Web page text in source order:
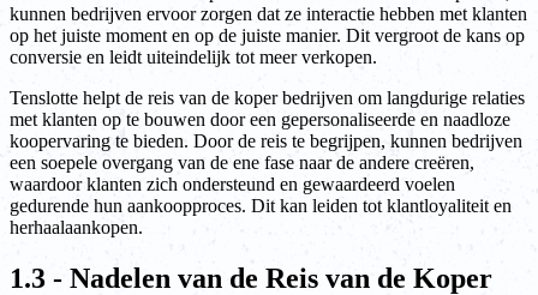
kunnen bedrijven ervoor zorgen dat ze interactie hebben met klanten
op het juiste moment en op de juiste manier. Dit vergroot de kans op
conversie en leidt uiteindelijk tot meer verkopen.
Tenslotte helpt de reis van de koper bedrijven om langdurige relaties
met klanten op te bouwen door een gepersonaliseerde en naadloze
koopervaring te bieden. Door de reis te begrijpen, kunnen bedrijven
een soepele overgang van de ene fase naar de andere creëren,
waardoor klanten zich ondersteund en gewaardeerd voelen
gedurende hun aankoopproces. Dit kan leiden tot klantloyaliteit en
herhaalaankopen.
1.3 - Nadelen van de Reis van de Koper